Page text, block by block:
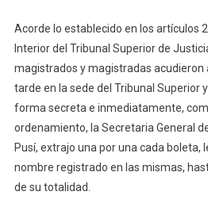
Acorde lo establecido en los artículos
Interior del Tribunal Superior de
magistrados y magistradas acudieron
tarde en la sede del Tribunal Superior
forma secreta e inmediatamente,
ordenamiento, la Secretaria General
Pusí, extrajo una por una cada boleta,
nombre registrado en las mismas,
de su totalidad.